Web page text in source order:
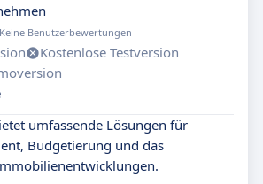
Keine Benutzerbewertungen
Kostenlose Testversion
umfassende Lösungen für
Budgetierung und das